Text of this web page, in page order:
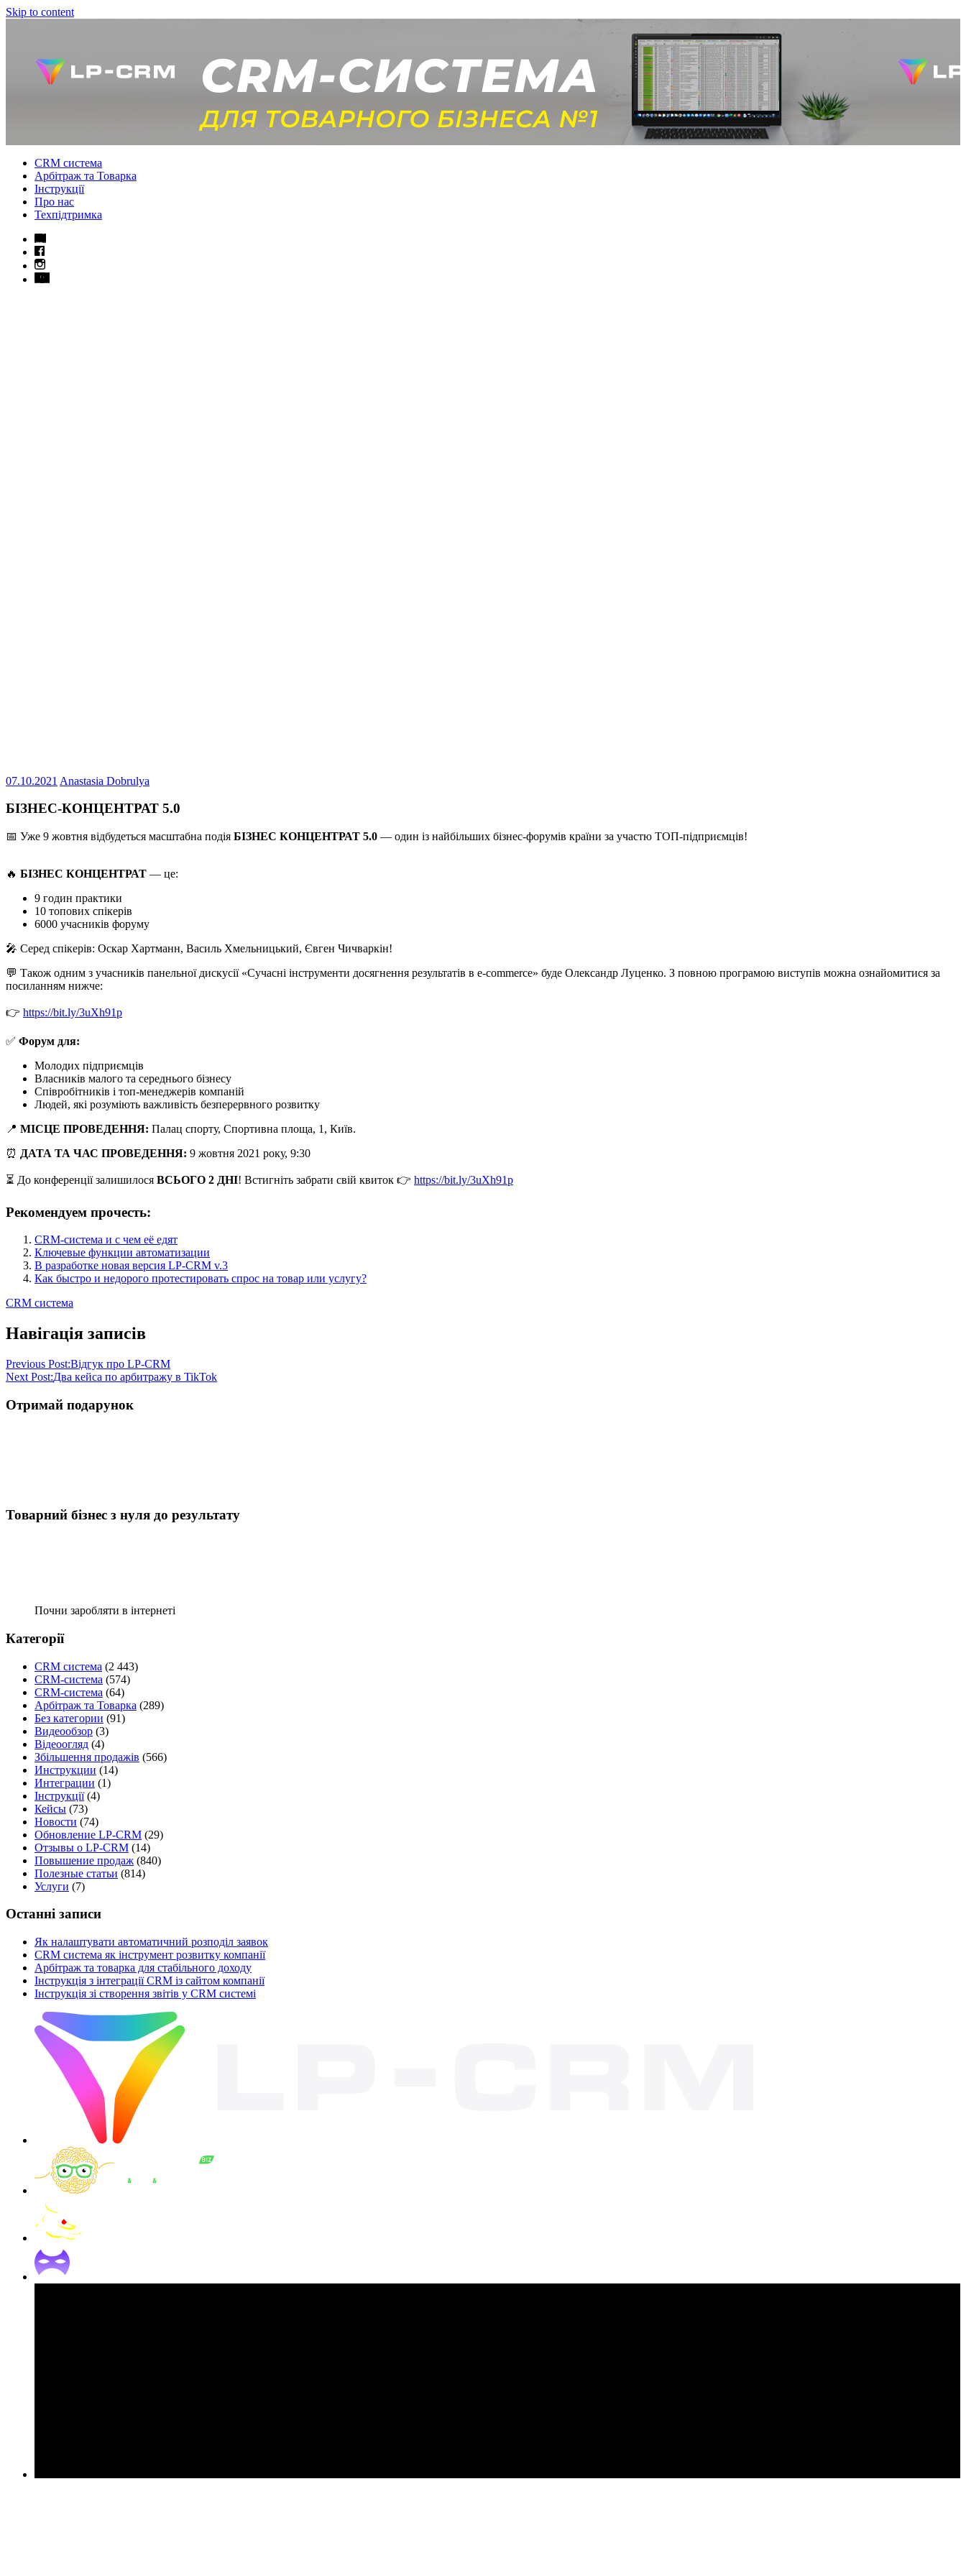
Skip to content
CRM система
Арбітраж та Товарка
Інструкції
Про нас
Техпідтримка
07.10.2021 Anastasia Dobrulya
БІЗНЕС-КОНЦЕНТРАТ 5.0
📅 Уже 9 жовтня відбудеться масштабна подія БІЗНЕС КОНЦЕНТРАТ 5.0 — один із найбільших бізнес-форумів країни за участю ТОП-підприємців!
🔥 БІЗНЕС КОНЦЕНТРАТ — це:
9 годин практики
10 топових спікерів
6000 учасників форуму
🎤 Серед спікерів: Оскар Хартманн, Василь Хмельницький, Євген Чичваркін!
💬 Також одним з учасників панельної дискусії «Сучасні інструменти досягнення результатів в e-commerce» буде Олександр Луценко. З повною програмою виступів можна ознайомитися за
посиланням нижче:
👉 https://bit.ly/3uXh91p
✅ Форум для:
Молодих підприємців
Власників малого та середнього бізнесу
Співробітників і топ-менеджерів компаній
Людей, які розуміють важливість безперервного розвитку
📍 МІСЦЕ ПРОВЕДЕННЯ: Палац спорту, Спортивна площа, 1, Київ.
⏰ ДАТА ТА ЧАС ПРОВЕДЕННЯ: 9 жовтня 2021 року, 9:30
⏳ До конференції залишилося ВСЬОГО 2 ДНІ! Встигніть забрати свій квиток 👉 https://bit.ly/3uXh91p
Рекомендуем прочесть:
CRM-система и с чем её едят
Ключевые функции автоматизации
В разработке новая версия LP-CRM v.3
Как быстро и недорого протестировать спрос на товар или услугу?
CRM система
Навігація записів
Previous Post:Відгук про LP-CRM
Next Post:Два кейса по арбитражу в TikTok
Отримай подарунок
Товарний бізнес з нуля до результату
Почни заробляти в інтернеті
Категорії
CRM система (2 443)
CRM-система (574)
CRM-система (64)
Арбітраж та Товарка (289)
Без категории (91)
Видеообзор (3)
Відеоогляд (4)
Збільшення продажів (566)
Инструкции (14)
Интеграции (1)
Інструкції(4)
Кейсы (73)
Новости (74)
Обновление LP-CRM (29)
Отзывы о LP-CRM (14)
Повышение продаж (840)
Полезные статьи (814)
Услуги (7)
Останні записи
Як налаштувати автоматичний розподіл заявок
CRM система як інструмент розвитку компанії
Арбітраж та товарка для стабільного доходу
Інструкція з інтеграції CRM із сайтом компанії
Інструкція зі створення звітів у CRM системі